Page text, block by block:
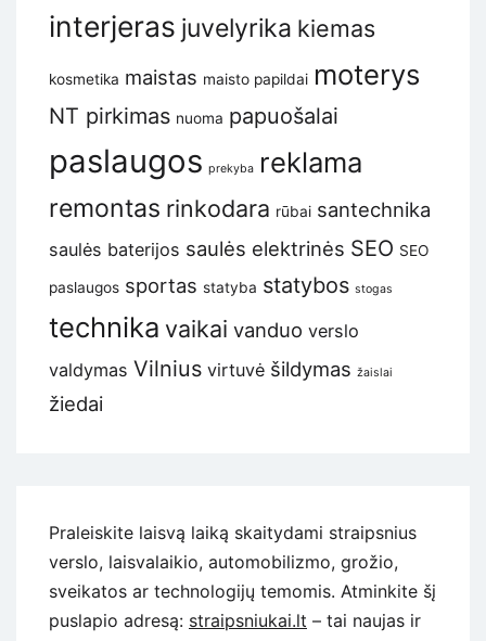
interjeras juvelyrika kiemas
kosmetika maistas maisto papildai moterys
NT pirkimas nuoma papuošalai
paslaugos prekyba reklama
remontas rinkodara rūbai santechnika
saulės baterijos saulės elektrinės SEO SEO
paslaugos sportas statyba statybos stogas
technika vaikai vanduo verslo
valdymas Vilnius virtuvė šildymas žaislai
žiedai
Praleiskite laisvą laiką skaitydami straipsnius
verslo, laisvalaikio, automobilizmo, grožio,
sveikatos ar technologijų temomis. Atminkite šį
puslapio adresą: straipsniukai.lt – tai naujas ir